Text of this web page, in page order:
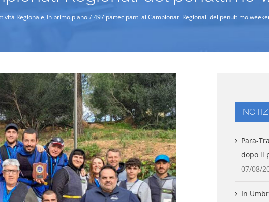
Regionale In primo piano 497 partecipanti ai Campionati Regionali del penultimo
Para-
dopo il
07/08/
In